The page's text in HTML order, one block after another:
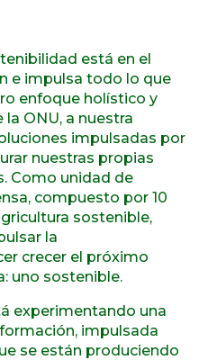
está en el
e impulsa todo lo que
enfoque holístico y
la ONU, a nuestra
impulsadas por
nuestras propias
Como unidad de
compuesto por 10
sostenible,
la
crecer el próximo
uno sostenible.
experimentando una
impulsada
se están produciendo